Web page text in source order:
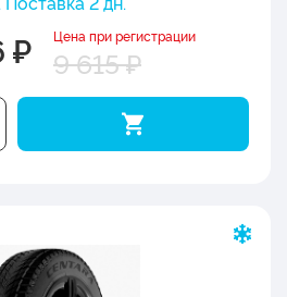
₽ Цена при регистрации
9 615 ₽